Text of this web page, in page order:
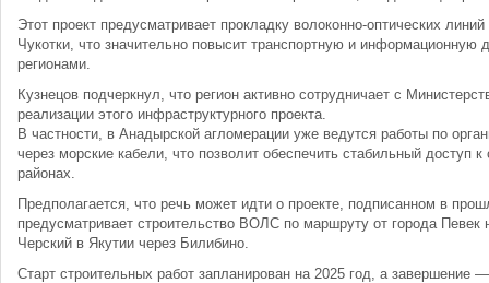
Этот проект предусматривает прокладку волоконно-оптических
Чукотки, что значительно повысит транспортную и информационную
регионами.
Кузнецов подчеркнул, что регион активно сотрудничает с
реализации этого инфраструктурного проекта.
В частности, в Анадырской агломерации уже ведутся работы по
через морские кабели, что позволит обеспечить стабильный доступ
районах.
Предполагается, что речь может идти о проекте, подписанном в
предусматривает строительство ВОЛС по маршруту от города Певек
Черский в Якутии через Билибино.
Старт строительных работ запланирован на 2025 год, а завершение